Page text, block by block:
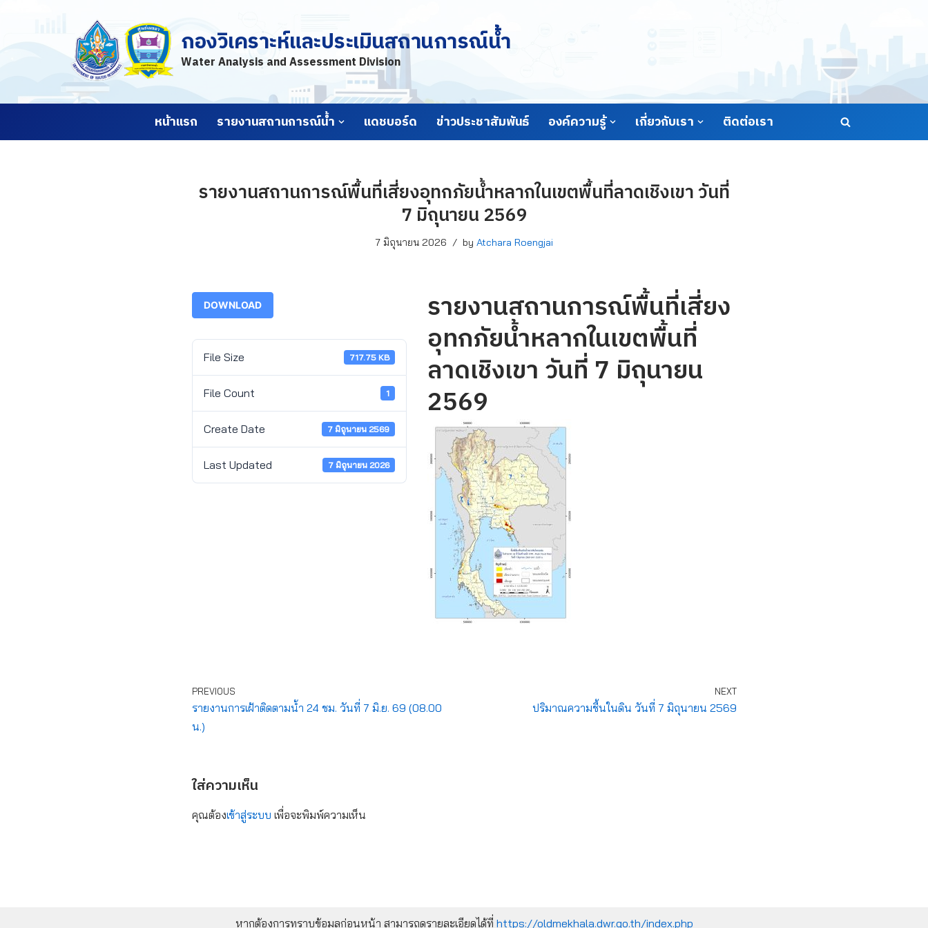
กองวิเคราะห์และประเมินสถานการณ์น้ำ
Water Analysis and Assessment Division
หน้าแรก รายงานสถานการณ์น้ำ แดชบอร์ด ข่าวประชาสัมพันธ์ องค์ความรู้ เกี่ยวกับเรา ติดต่อเรา
รายงานสถานการณ์พื้นที่เสี่ยงอุทกภัยน้ำหลากในเขตพื้นที่ลาดเชิงเขา วันที่
7 มิถุนายน 2569
7 มิถุนายน 2026 by Atchara Roengjai
DOWNLOAD
File Size 717.75 KB
File Count 1
Create Date 7 มิถุนายน 2569
Last Updated 7 มิถุนายน 2026
รายงานสถานการณ์พื้นที่เสี่ยง
อุทกภัยน้ำหลากในเขตพื้นที่
ลาดเชิงเขา วันที่ 7 มิถุนายน
2569
PREVIOUS
รายงานการเฝ้าติดตามน้ำ 24 ชม. วันที่ 7 มิ.ย. 69 (08.00
น.)
NEXT
ปริมาณความชื้นในดิน วันที่ 7 มิถุนายน 2569
ใส่ความเห็น
คุณต้องเข้าสู่ระบบ เพื่อจะพิมพ์ความเห็น
หากต้องการทราบข้อมูลก่อนหน้า สามารถดูรายละเอียดได้ที่ https://oldmekhala.dwr.go.th/index.php